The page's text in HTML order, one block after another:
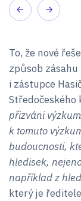
To, že nové
způsob zásahu
i zástupce
Středočeského
přizváni
k tomuto
budoucnosti,
hledisek,
například z
který je